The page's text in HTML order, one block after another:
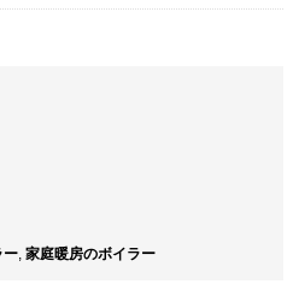
ー, 家庭暖房のボイラー